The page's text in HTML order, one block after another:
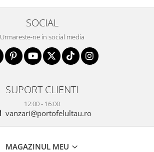
SOCIAL
Urmareste-ne in social media
SUPORT CLIENTI
12:00 - 16:00
vanzari@portofelultau.ro
MAGAZINUL MEU